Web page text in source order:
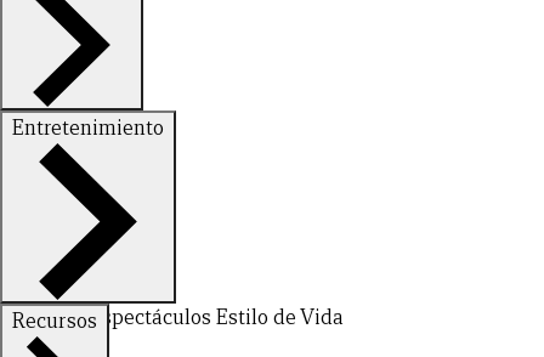
FinanzasOpinión
Entretenimiento
DeportesEspectáculos Estilo de Vida
Recursos